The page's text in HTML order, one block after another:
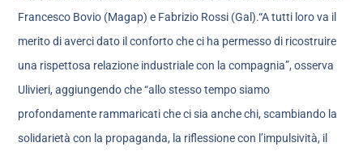
Francesco Bovio (Magap) e Fabrizio Rossi (Gal).“A tutti loro va il
merito di averci dato il conforto che ci ha permesso di ricostruire
una rispettosa relazione industriale con la compagnia”, osserva
Ulivieri, aggiungendo che “allo stesso tempo siamo
profondamente rammaricati che ci sia anche chi, scambiando la
solidarietà con la propaganda, la riflessione con l’impulsività, il